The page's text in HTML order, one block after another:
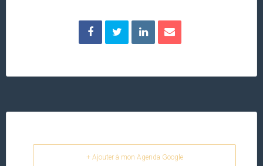
+ Ajouter à mon Agenda Google